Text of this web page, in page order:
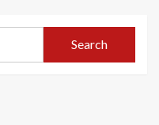
Search